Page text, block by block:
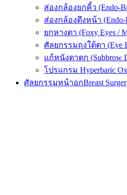
ส่องกล้องยกคิ้ว (Endo-
ส่องกล้องดึงหน้า (Endo-
ยกหางตา (Foxy Eyes /
ศัลยกรรมถุงใต้ตา (Eye
แก้หนังตาตก (Subbrow
โปรแกรม Hyperbaric
ศัลยกรรมหน้าอกBreast